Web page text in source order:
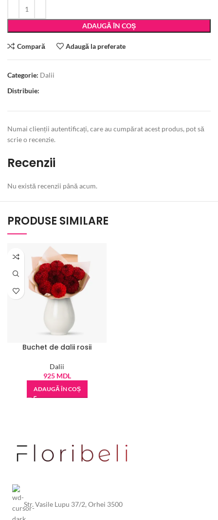
ADAUGĂ ÎN COȘ
Compară Adaugă la preferate
Categorie: Dalii
Distribuie:
Recenzii
Nu există recenzii până acum.
Numai clienții autentificați, care au cumpărat acest produs, pot să
scrie o recenzie.
PRODUSE SIMILARE
Buchet de dalii rosii
Dalii
925 MDL
ADAUGĂ ÎN COȘ
Str. Vasile Lupu 37/2, Orhei 3500